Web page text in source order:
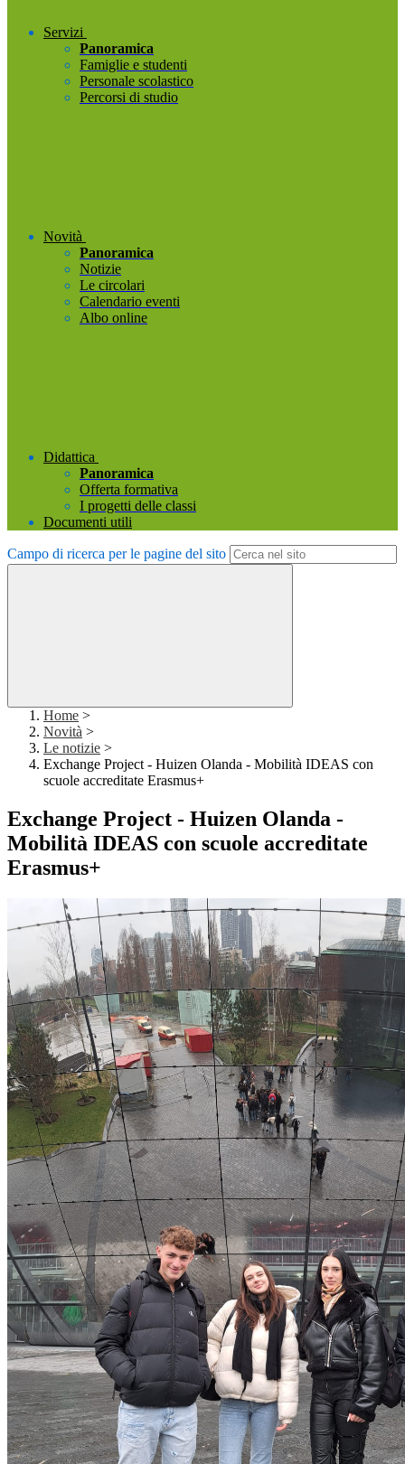
Servizi
Panoramica
Famiglie e studenti
Personale scolastico
Percorsi di studio
Novità
Panoramica
Notizie
Le circolari
Calendario eventi
Albo online
Didattica
Panoramica
Offerta formativa
I progetti delle classi
Documenti utili
Campo di ricerca per le pagine del sito
Home >
Novità >
Le notizie >
Exchange Project - Huizen Olanda - Mobilità IDEAS con
scuole accreditate Erasmus+
Exchange Project - Huizen Olanda -
Mobilità IDEAS con scuole accreditate
Erasmus+